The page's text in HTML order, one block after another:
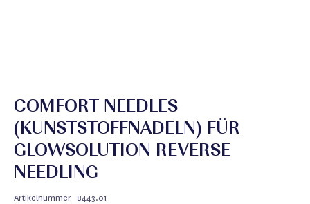
COMFORT NEEDLES
(KUNSTSTOFFNADELN) FÜR
GLOWSOLUTION REVERSE
NEEDLING
Artikelnummer 8443.01